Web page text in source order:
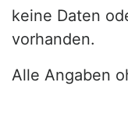
keine Daten
vorhanden.
Alle Angaben